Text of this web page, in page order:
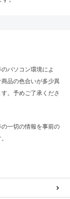
パソコン環境によ
品の色合いが多少異
。予めご了承くださ
一切の情報を事前の